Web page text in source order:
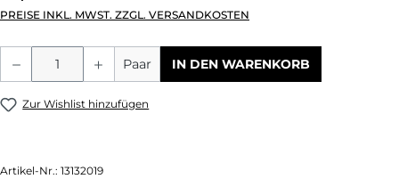
PREISE INKL. MWST. ZZGL. VERSANDKOSTEN
Produkt Anzahl: Gib den gewünschten
Paar IN DEN WARENKORB
Zur Wishlist hinzufügen
Artikel-Nr.: 13132019